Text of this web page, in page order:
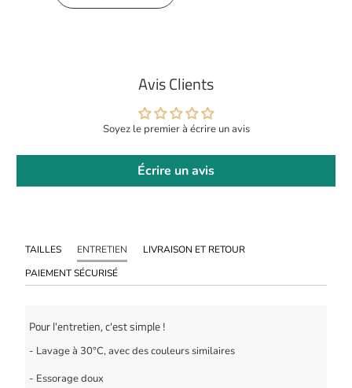
Avis Clients
Soyez le premier à écrire un avis
Écrire un avis
TAILLES ENTRETIEN
LIVRAISON ET RETOUR
PAIEMENT SÉCURISÉ
Pour l'entretien, c'est simple !
- Lavage à 30°C, avec des couleurs similaires
- Essorage doux